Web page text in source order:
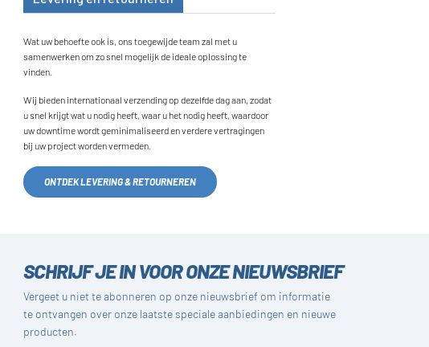
Wat uw behoefte ook is, ons toegewijde team zal met u
samenwerken om zo snel mogelijk de ideale oplossing te
vinden.
Wij bieden internationaal verzending op dezelfde dag aan, zodat
u snel krijgt wat u nodig heeft, waar u het nodig heeft, waardoor
uw downtime wordt geminimaliseerd en verdere vertragingen
bij uw project worden vermeden.
ONTDEK LEVERING & RETOURNEREN
SCHRIJF JE IN VOOR ONZE NIEUWSBRIEF
Vergeet u niet te abonneren op onze nieuwsbrief om informatie
te ontvangen over onze laatste speciale aanbiedingen en nieuwe
producten.